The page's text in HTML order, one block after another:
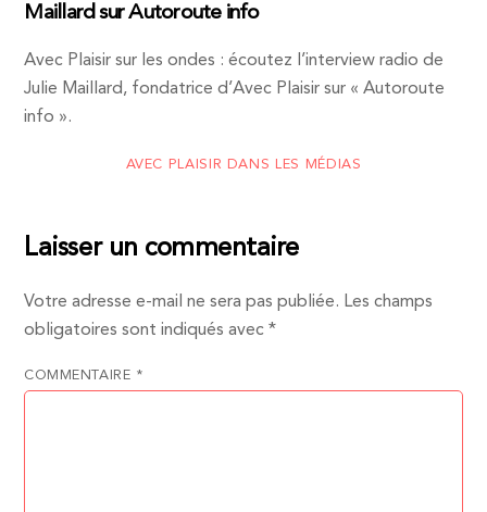
Maillard sur Autoroute info
Avec Plaisir sur les ondes : écoutez l’interview radio de
Julie Maillard, fondatrice d’Avec Plaisir sur « Autoroute
info ».
AVEC PLAISIR DANS LES MÉDIAS
Laisser un commentaire
Votre adresse e-mail ne sera pas publiée. Les champs
obligatoires sont indiqués avec*
COMMENTAIRE *